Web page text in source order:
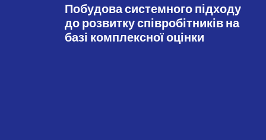
Побудова системного підходу
до розвитку співробітників на
базі комплексної оцінки